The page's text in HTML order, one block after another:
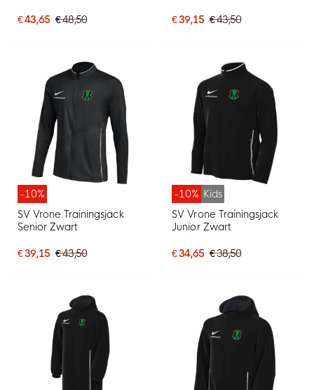
€ 43,65 € 48,50 € 39,15 € 43,50
-10%
SV Vrone Trainingsjack
Senior Zwart
€ 39,15 € 43,50
-10% Kids
SV Vrone Trainingsjack
Junior Zwart
€ 34,65 € 38,50